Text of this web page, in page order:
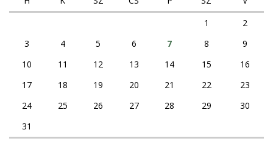
1
2
3
4 5 6 7 8
9
10
11 12 13 14 15
16
17
18 19 20 21 22
23
24
25 26 27 28 29
30
31